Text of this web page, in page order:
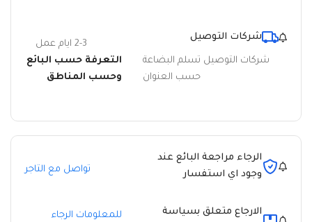
شركات التوصيل
شركات التوصيل تسلم البضاعة
حسب العنوان
2-3 ايام عمل
التعرفة حسب البائع
وحسب المناطق
الرجاء مراجعة البائع عند
وجود اي استفسار
تواصل مع التاجر
الارجاع متعلق بسياسة
للمعلومات الرجاء